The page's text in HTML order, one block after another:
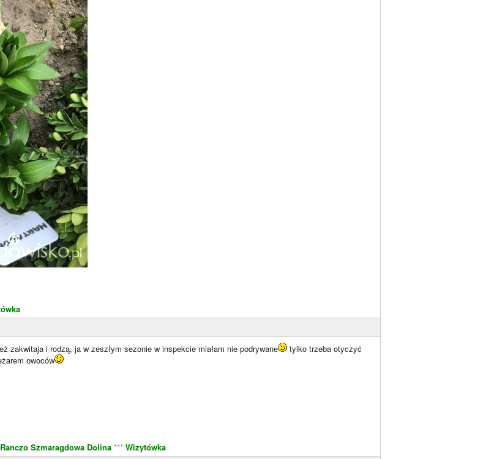
zakwitaja i rodzą, ja w zeszłym sezonie w inspekcie miałam nie podrywane
tylko trzeba otyczyć
owoców
Ranczo Szmaragdowa Dolina *** Wizytówka